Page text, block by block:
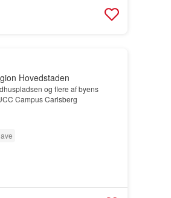
Hovedstaden
og flere af byens
Campus Carlsberg